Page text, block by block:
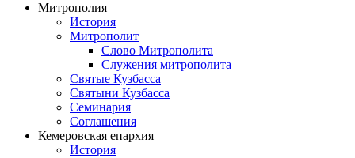
Митрополия
История
Митрополит
Слово Митрополита
Служения митрополита
Святые Кузбасса
Святыни Кузбасса
Семинария
Соглашения
Кемеровская епархия
История